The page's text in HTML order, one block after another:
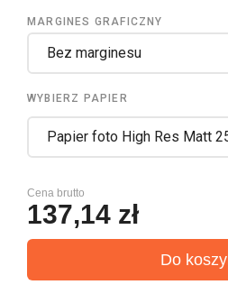
MARGINES GRAFICZNY
WYBIERZ PAPIER
Cena brutto
137,14 zł